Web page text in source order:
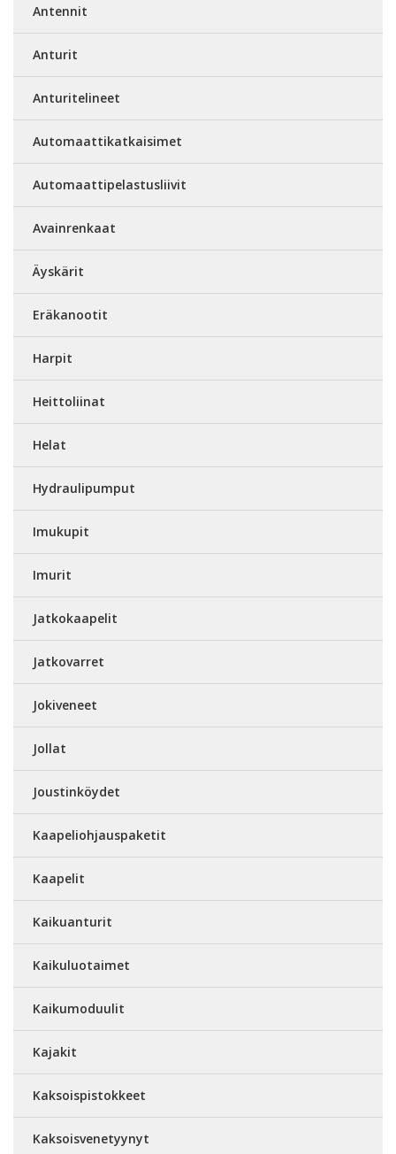
Antennit
Anturit
Anturitelineet
Automaattikatkaisimet
Automaattipelastusliivit
Avainrenkaat
Äyskärit
Eräkanootit
Harpit
Heittoliinat
Helat
Hydraulipumput
Imukupit
Imurit
Jatkokaapelit
Jatkovarret
Jokiveneet
Jollat
Joustinköydet
Kaapeliohjauspaketit
Kaapelit
Kaikuanturit
Kaikuluotaimet
Kaikumoduulit
Kajakit
Kaksoispistokkeet
Kaksoisvenetyynyt